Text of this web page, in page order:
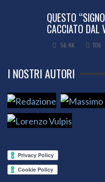
QUESTO
CACCIATO DAL
56.4K 106
I NOSTRI AUTORI